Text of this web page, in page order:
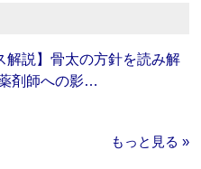
解説】骨太の方針を読み解
剤師への影…
もっと見る »